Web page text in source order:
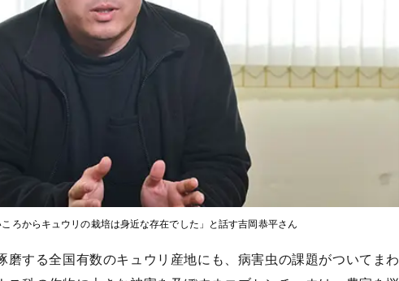
ころからキュウリの栽培は身近な存在でした」と話す吉岡恭平さん
磨する全国有数のキュウリ産地にも、病害虫の課題がついてまわ